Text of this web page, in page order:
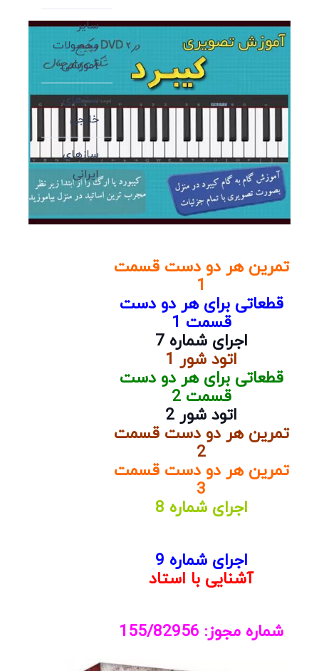
تمرین هر دو دست قسمت
1
قطعاتی برای هر دو دست
قسمت 1
اجرای شماره 7
اتود شور 1
قطعاتی برای هر دو دست
قسمت 2
اتود شور 2
تمرین هر دو دست قسمت
2
تمرین هر دو دست قسمت
3
اجرای شماره 8
اجرای شماره 9
آشنایی با استاد
شماره مجوز: 155/82956
سایر
محصولات
آموزشی
سازهای
خارجی
سازهای
ایرانی